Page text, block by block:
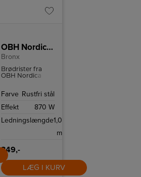
OBH Nordica Brødrister
Bronx
Brødrister fra
OBH Nordica
plads til to skiver
funktioner til
genopvarmning
Farve Rustfri stål
Effekt
870 W
Ledningslængde1,0
m
349,-
LÆG I KURV